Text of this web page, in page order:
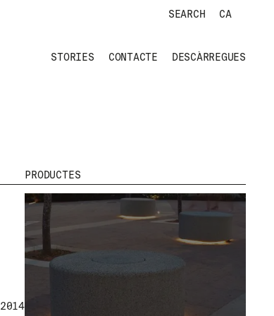
SEARCH CA
STORIES CONTACTE DESCÀRREGUES
2014
PRODUCTES
ODOS
ARIBAU 195, 2024, BARCELONA, ESPAÑA